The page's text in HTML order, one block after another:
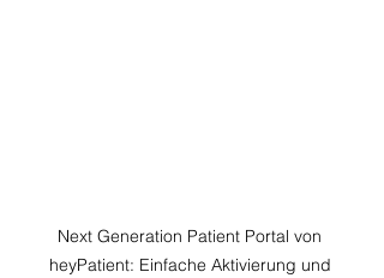
Next Generation Patient Portal von
heyPatient: Einfache Aktivierung und